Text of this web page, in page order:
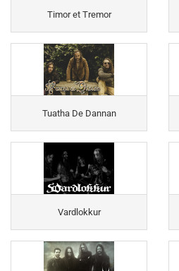
Timor et Tremor
Tuatha De Dannan
Vardlokkur